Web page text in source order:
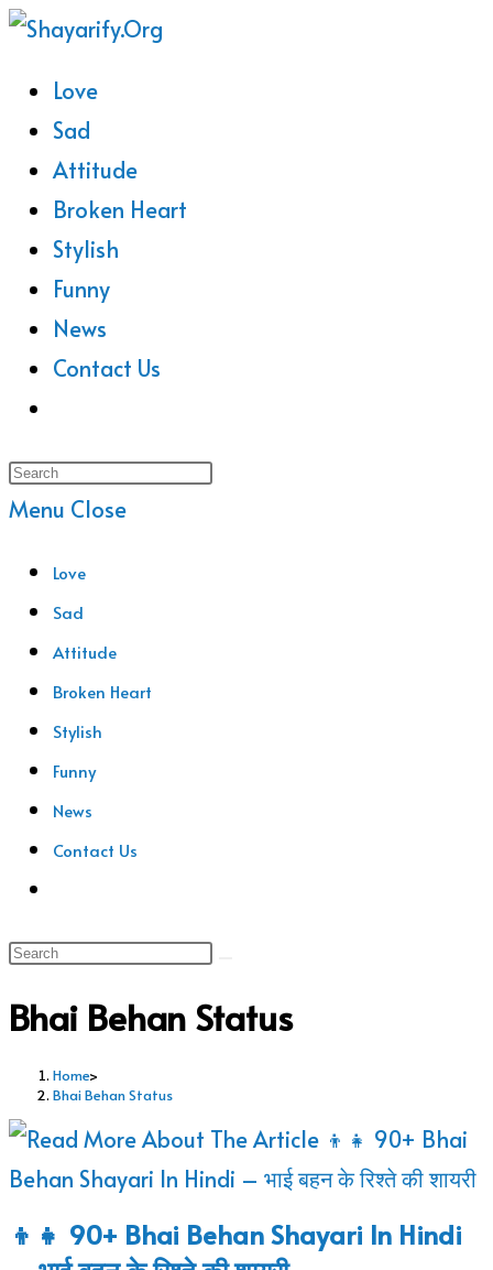
Skip
Content
Love
Sad
Attitude
Broken Heart
Stylish
Funny
News
Contact Us
Search
Menu Close
Love
Sad
Attitude
Broken Heart
Stylish
Funny
News
Contact Us
Search
Bhai Behan Status
Home>
Bhai Behan Status
👦👧 90+ Bhai Behan Shayari In Hindi